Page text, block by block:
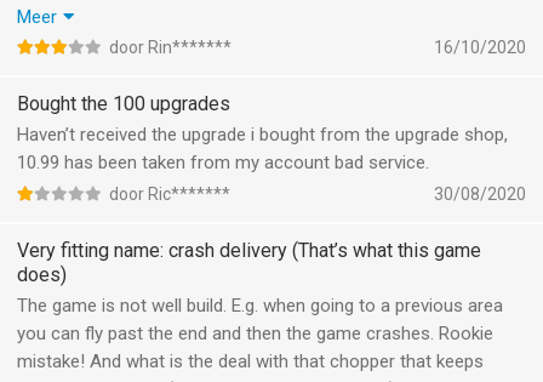
launch of the vehicle it crashes within 100 meters. My engine,
booster and money is now level 20 and still 100 meters.
stars.
By the way: timed events? Stop that please. It must stay fun to
play, not an stressful thing.
Meer
door Rin******* 16/10/2020
Bought the 100 upgrades
Haven’t received the upgrade i bought from the upgrade shop,
10.99 has been taken from my account bad service.
door Ric******* 30/08/2020
Very fitting name: crash delivery (That’s what this game
does)
The game is not well build. E.g. when going to a previous area
you can fly past the end and then the game crashes. Rookie
mistake! And what is the deal with that chopper that keeps